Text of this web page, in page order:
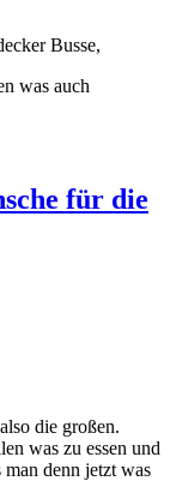
Busse,
was auch
für die
die großen.
was zu essen und
denn jetzt was